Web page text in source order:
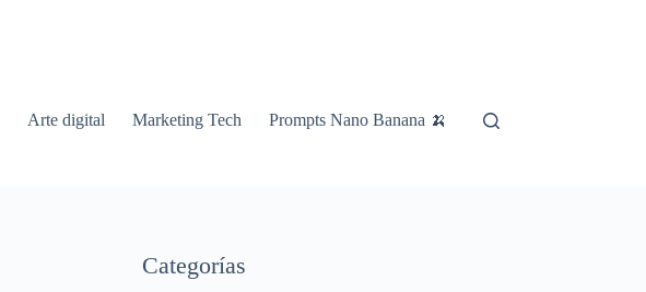
Arte digital Marketing Tech Prompts Nano Banana 🍌
Categorías